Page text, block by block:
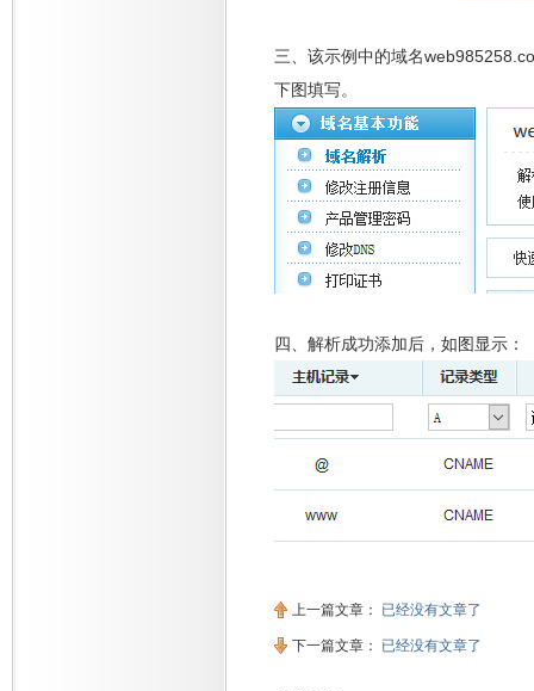
三、该示例中的域名
下图填写。
四、解析成功添加后，如图显示：
上一篇文章： 已经没有文章了
下一篇文章： 已经没有文章了